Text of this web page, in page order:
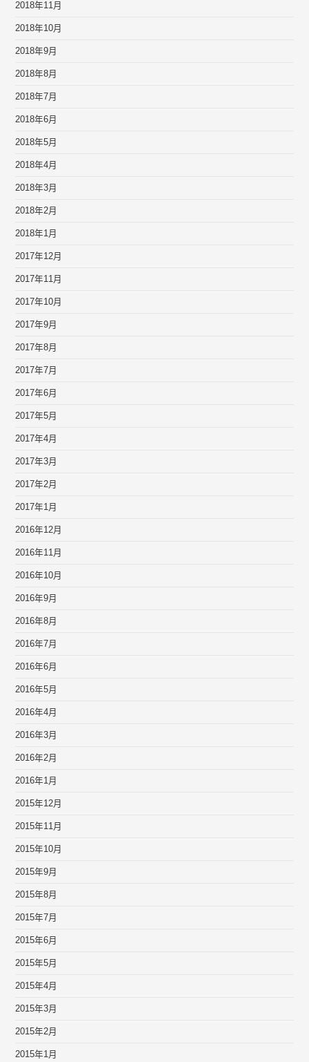
2018年11月
2018年10月
2018年9月
2018年8月
2018年7月
2018年6月
2018年5月
2018年4月
2018年3月
2018年2月
2018年1月
2017年12月
2017年11月
2017年10月
2017年9月
2017年8月
2017年7月
2017年6月
2017年5月
2017年4月
2017年3月
2017年2月
2017年1月
2016年12月
2016年11月
2016年10月
2016年9月
2016年8月
2016年7月
2016年6月
2016年5月
2016年4月
2016年3月
2016年2月
2016年1月
2015年12月
2015年11月
2015年10月
2015年9月
2015年8月
2015年7月
2015年6月
2015年5月
2015年4月
2015年3月
2015年2月
2015年1月